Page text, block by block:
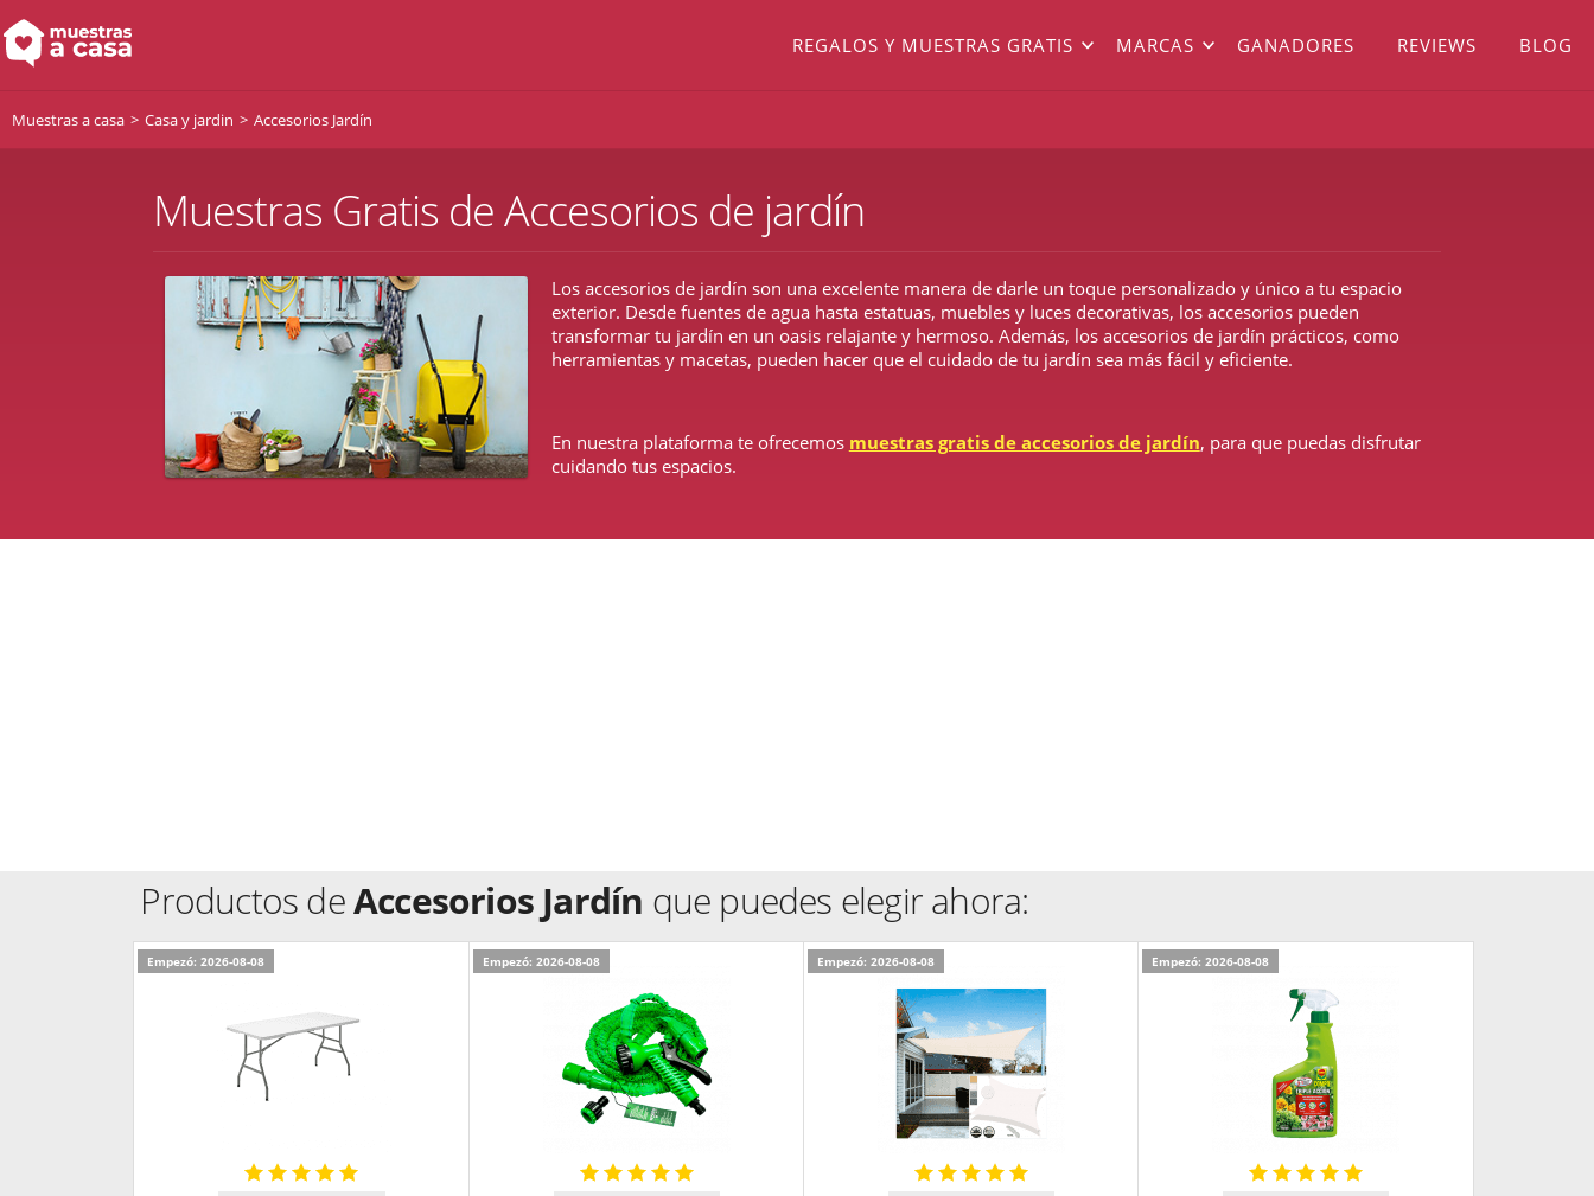
REGALOS Y MUESTRAS GRATIS MARCAS GANADORES REVIEWS BLOG
Muestras a casa Casa y jardin Accesorios Jardín
Muestras Gratis de Accesorios de jardín
Los accesorios de jardín son una excelente manera de darle un toque personalizado y único a tu espacio
exterior. Desde fuentes de agua hasta estatuas, muebles y luces decorativas, los accesorios pueden
transformar tu jardín en un oasis relajante y hermoso. Además, los accesorios de jardín prácticos, como
herramientas y macetas, pueden hacer que el cuidado de tu jardín sea más fácil y eficiente.
En nuestra plataforma te ofrecemos muestras gratis de accesorios de jardín, para que puedas disfrutar
cuidando tus espacios.
Productos deAccesorios Jardín que puedes elegir ahora:
Empezó: 2026-08-08 Empezó: 2026-08-08 Empezó: 2026-08-08 Empezó: 2026-08-08